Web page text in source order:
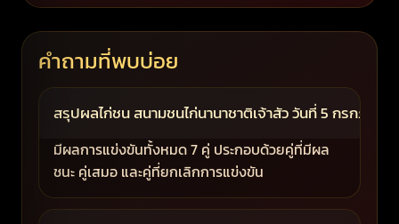
คำถามที่พบบ่อย
สรุปผลไก่ชน สนามชนไก่นานาชาติเจ้าสัว วันที่ 5 กรกฎาค
มีผลการแข่งขันทั้งหมด 7 คู่ ประกอบด้วยคู่ที่มีผล
ชนะ คู่เสมอ และคู่ที่ยกเลิกการแข่งขัน